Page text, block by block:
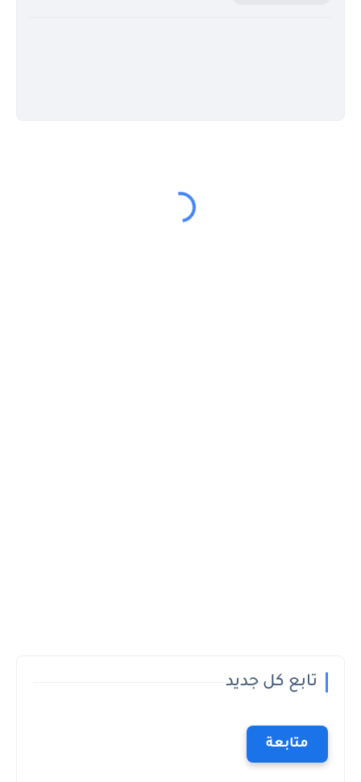
تابع كل جديد
متابعة